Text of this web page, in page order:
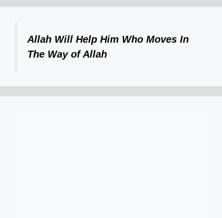
Allah Will Help Him Who Moves In
The Way of Allah